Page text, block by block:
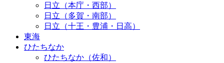
日立（本庁・西部）
日立（多賀・南部）
日立（十王・豊浦・日高）
東海
ひたちなか
ひたちなか（佐和）